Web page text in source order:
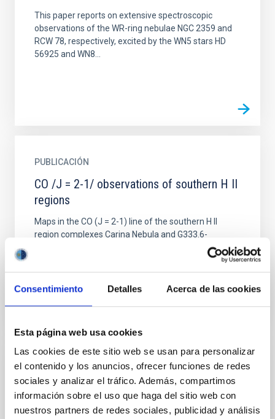
Consentimiento Detalles Acerca de las cookies
Esta página web usa cookies
Las cookies de este sitio web se usan para personalizar
el contenido y los anuncios, ofrecer funciones de redes
sociales y analizar el tráfico. Además, compartimos
información sobre el uso que haga del sitio web con
nuestros partners de redes sociales, publicidad y análisis
This paper reports on extensive spectroscopic
observations of the WR-ring nebulae NGC 2359 and
RCW 78, respectively, excited by the WN5 stars HD
56925 and WN8...
PUBLICACIÓN
CO /J = 2-1/ observations of southern H II
regions
Maps in the CO (J = 2-1) line of the southern H II
region complexes Carina Nebula and G333.6-
0.2/RCW 106 are presented and discussed. Results
NOTICIA
Desentrañan el enigma de los fulerenos en
el espacio